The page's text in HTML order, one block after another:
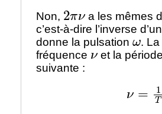
Non,
2
a les mêmes
c’est-à-dire l’inverse
donne la pulsation
ω
.
fréquence
ν
et la
suivante :
T